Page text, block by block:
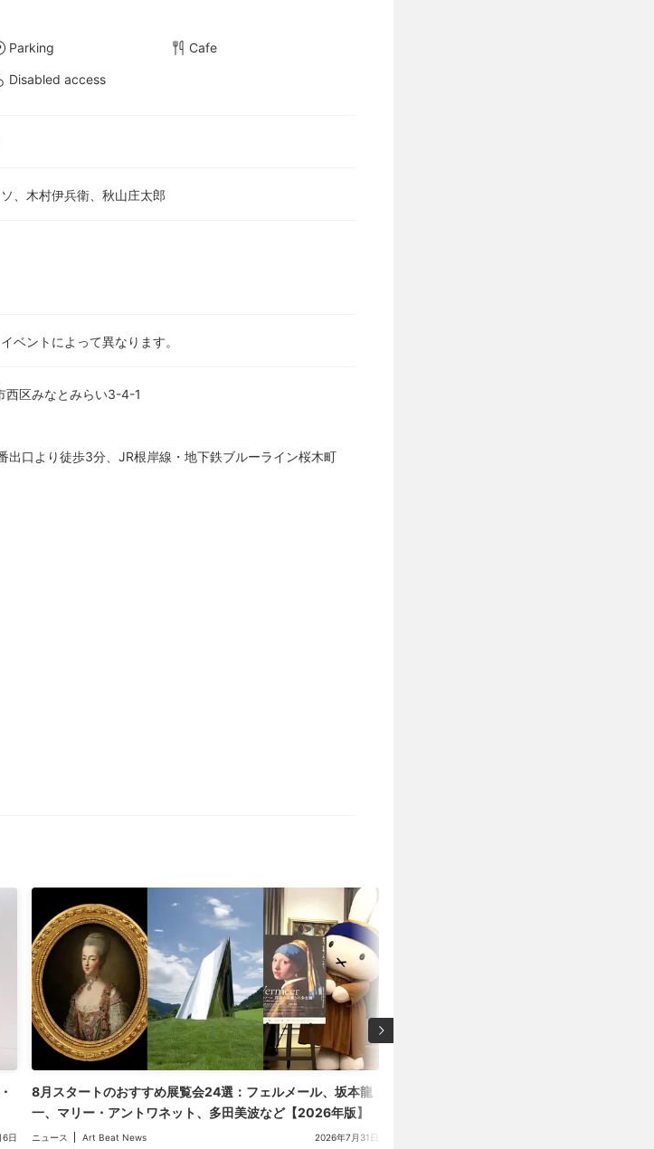
Parking Cafe
Disabled access
、木村伊兵衛、秋山庄太郎
ベントによって異なります。
西区みなとみらい3-4-1
出口より徒歩3分、JR根岸線・地下鉄ブルーライン桜木町
6日
8月スタートのおすすめ展覧会24選：フェルメール、坂本龍
一、マリー・アントワネット、多田美波など【2026年版】
ニュース Art Beat News 2026年7月31日